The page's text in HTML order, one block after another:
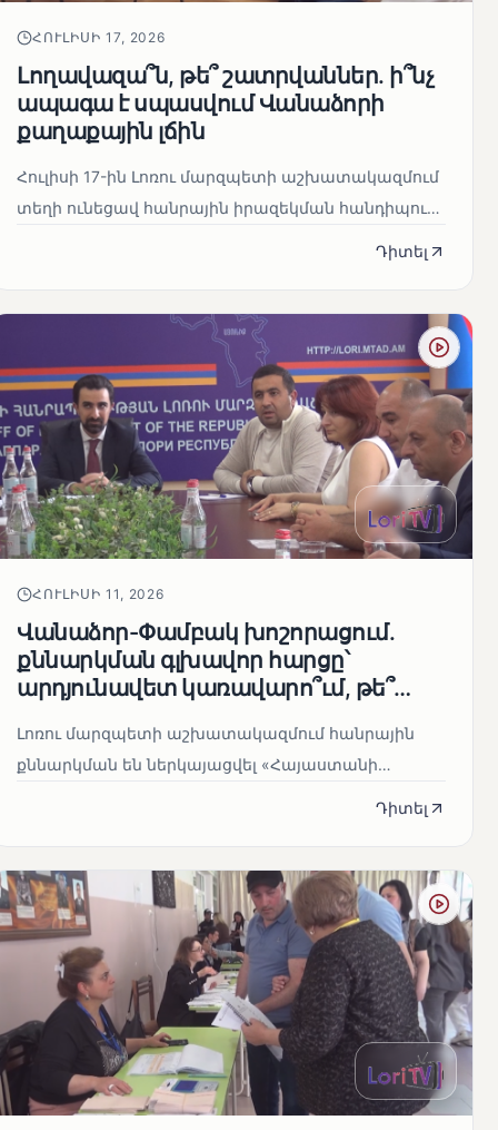
ՀՈՒԼԻՍԻ 17, 2026
Լողավազա՞ն, թե՞ շատրվաններ. ի՞նչ
ապագա է սպասվում Վանաձորի
քաղաքային լճին
Հուլիսի 17-ին Լոռու մարզպետի աշխատակազմում
տեղի ունեցավ հանրային իրազեկման հանդիպում,
Դիտել
ՀՈՒԼԻՍԻ 11, 2026
Վանաձոր-Փամբակ խոշորացում.
քննարկման գլխավոր հարցը՝
արդյունավետ կառավարո՞ւմ, թե՞
Լոռու մարզպետի աշխատակազմում հանրային
քննարկման են ներկայացվել «Հայաստանի
Դիտել